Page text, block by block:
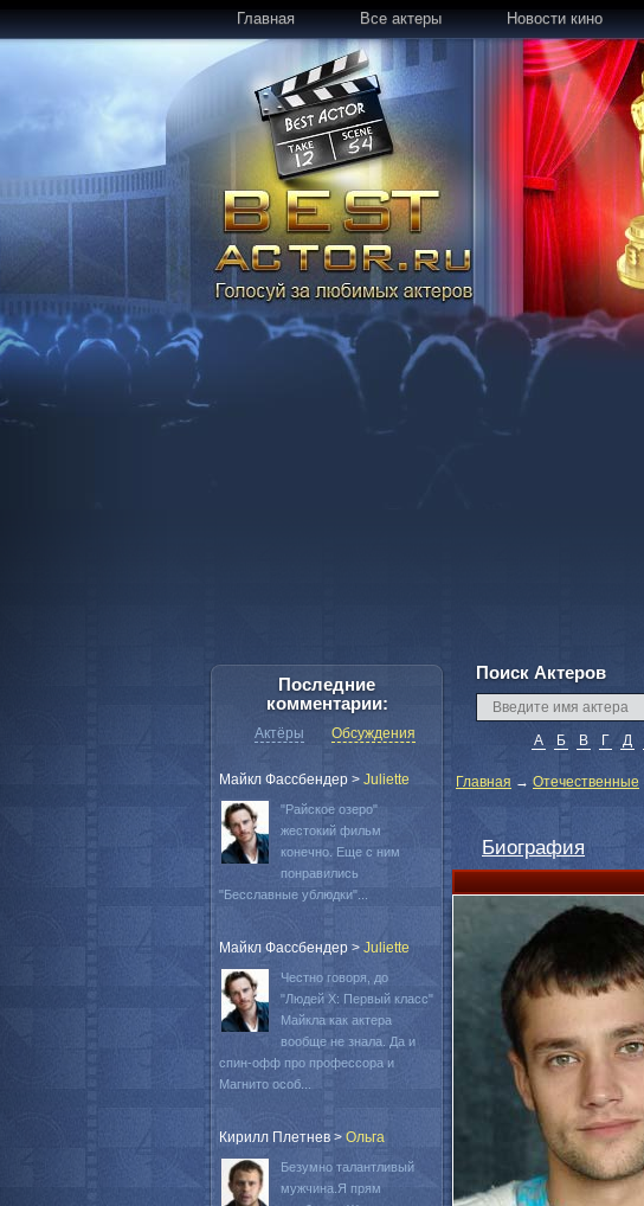
Главная Все актеры Новости кино
Поиск Актеров
А Б В Г Д
Главная → Отечественные
Биография
Последние
комментарии:
Актёры Обсуждения
Майкл Фассбендер > Juliette
"Райское озеро"
жестокий фильм
конечно. Еще с ним
понравились
"Бесславные ублюдки"...
Майкл Фассбендер > Juliette
Честно говоря, до
"Людей Х: Первый класс"
Майкла как актера
вообще не знала. Да и
спин-офф про профессора и
Магнито особ...
Кирилл Плетнев > Oльга
Безумно талантливый
мужчина.Я прям